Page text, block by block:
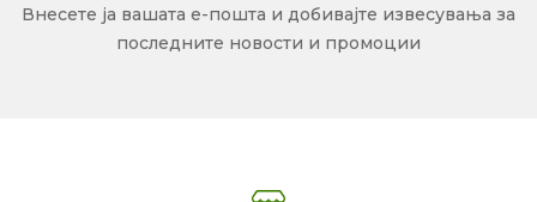
Внесете ја вашата е-пошта и добивајте извесувања за
последните новости и промоции